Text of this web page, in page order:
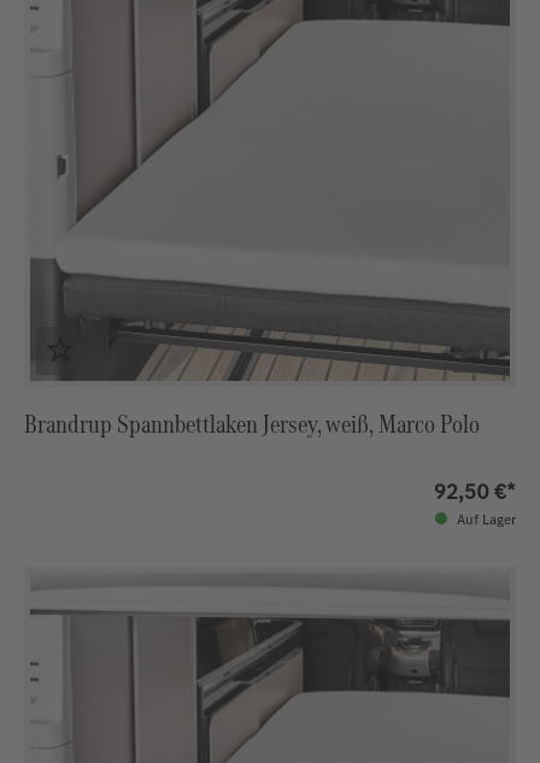
Brandrup Spannbettlaken Jersey, weiß, Marco Polo
92,50 €*
Auf Lager